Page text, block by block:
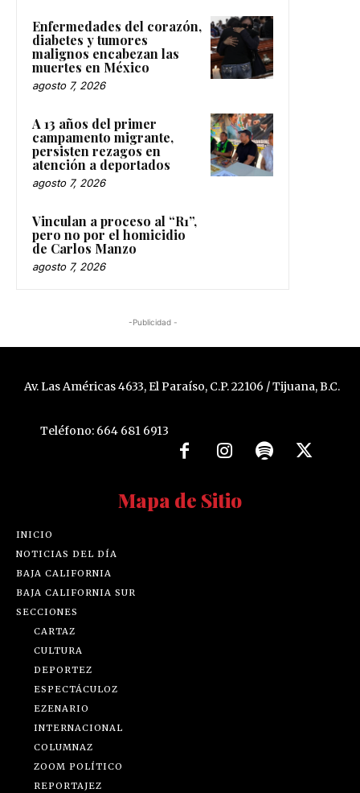
Enfermedades del corazón,
diabetes y tumores
malignos encabezan las
muertes en México
agosto 7, 2026
A 13 años del primer
campamento migrante,
persisten rezagos en
atención a deportados
agosto 7, 2026
Vinculan a proceso al “R1”,
pero no por el homicidio
de Carlos Manzo
agosto 7, 2026
-Publicidad -
Av. Las Américas 4633, El Paraíso, C.P. 22106 / Tijuana, B.C.
Teléfono: 664 681 6913
Mapa de Sitio
INICIO
NOTICIAS DEL DÍA
BAJA CALIFORNIA
BAJA CALIFORNIA SUR
SECCIONES
CARTAZ
CULTURA
DEPORTEZ
ESPECTÁCULOZ
EZENARIO
INTERNACIONAL
COLUMNAZ
ZOOM POLÍTICO
REPORTAJEZ